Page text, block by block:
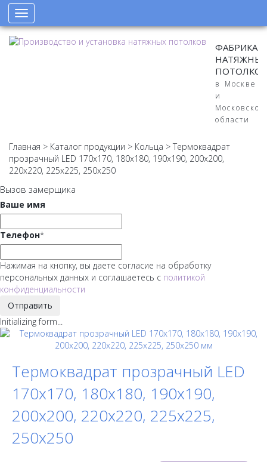
Toggle
navigation
ФАБРИКА
НАТЯЖНЫХ
ПОТОЛКОВ
в Москве
и
Московской
области
Главная > Каталог продукции > Кольца > Термоквадрат
прозрачный LED 170x170, 180x180, 190x190, 200x200,
220х220, 225х225, 250х250
Вызов замерщика
Ваше имя
Телефон*
Нажимая на кнопку, вы даете согласие на обработку
персональных данных и соглашаетесь с политикой
конфиденциальности
Отправить
Initializing form...
Термоквадрат прозрачный LED
170x170, 180x180, 190x190,
200x200, 220х220, 225х225,
250х250